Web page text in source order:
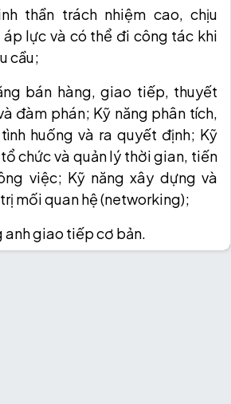
thần trách nhiệm cao, chịu
lực và có thể đi công tác khi
cầu;
bán hàng, giao tiếp, thuyết
đàm phán; Kỹ năng phân tích,
huống và ra quyết định; Kỹ
chức và quản lý thời gian, tiến
việc; Kỹ năng xây dựng và
mối quan hệ (networking);
anh giao tiếp cơ bản.